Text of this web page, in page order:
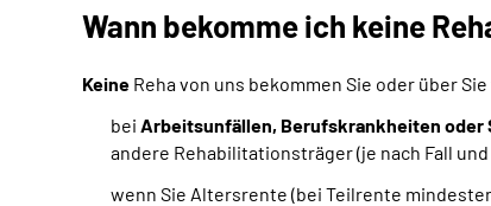
Wann bekomme ich keine
Keine Reha von uns bekommen Sie oder über
bei Arbeitsunfällen, Berufskrankheiten oder
andere Rehabilitationsträger (je nach Fall
wenn Sie Altersrente (bei Teilrente